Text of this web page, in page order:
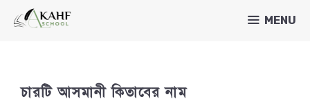
MENU
চারটি আসমানী কিতাবের নাম